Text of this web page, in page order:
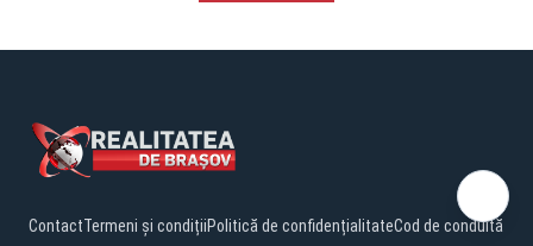
ContactTermeni și condițiiPolitică de confidențialitateCod de conduită